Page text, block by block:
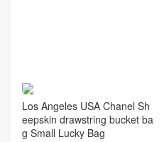
Los Angeles USA Chanel Sh
eepskin drawstring bucket ba
g Small Lucky Bag